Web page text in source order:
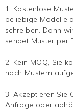
1. Kostenlose
beliebige Modelle
schreiben. Dann
sendet Muster per
2. Kein MOQ, Sie
nach Mustern
3. Akzeptieren Sie
Anfrage oder